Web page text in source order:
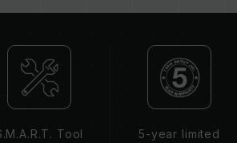
Tool
5-year limited